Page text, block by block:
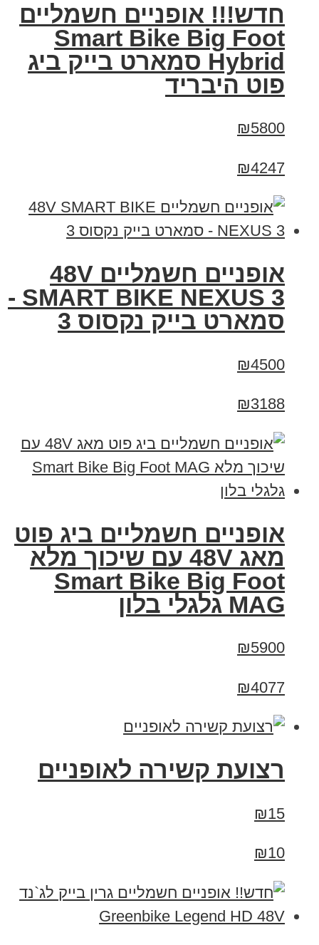
חדש!!! אופניים חשמליים
Smart Bike Big Foot
Hybrid סמארט בייק ביג
פוט היבריד
₪5800
₪4247
אופניים חשמליים 48V
SMART BIKE NEXUS 3 -
סמארט בייק נקסוס 3
₪4500
₪3188
אופניים חשמליים ביג פוט
מאג 48V עם שיכוך מלא
Smart Bike Big Foot
MAG גלגלי בלון
₪5900
₪4077
רצועת קשירה לאופניים
₪15
₪10